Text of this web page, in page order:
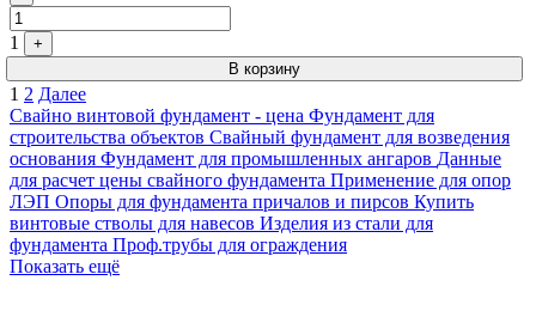
1
+
В корзину
Пагинация
записей
1 2 Далее
Свайно винтовой фундамент - цена Фундамент для
строительства объектов Свайный фундамент для возведения
основания Фундамент для промышленных ангаров Данные
для расчет цены свайного фундамента Применение для опор
ЛЭП Опоры для фундамента причалов и пирсов Купить
винтовые стволы для навесов Изделия из стали для
фундамента Проф.трубы для ограждения
Показать ещё